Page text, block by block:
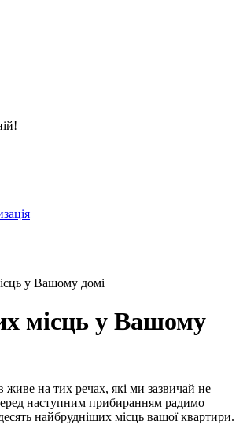
у Вашому домі
місць у Вашому
живе на тих речах, які ми зазвичай не
наступним прибиранням радимо
найбрудніших місць вашої квартири.